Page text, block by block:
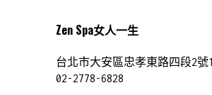
Zen Spa女人一生
台北市大安區忠孝東路四段2號
02-2778-6828